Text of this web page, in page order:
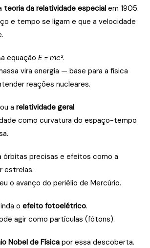
teoria da relatividade especial em 1905.
e tempo se ligam e que a velocidade
equação E = mc².
vira energia — base para a física
reações nucleares.
a relatividade geral.
como curvatura do espaço-tempo
órbitas precisas e efeitos como a
estrelas.
o avanço do periélio de Mercúrio.
o efeito fotoelétrico.
agir como partículas (fótons).
Nobel de Física por essa descoberta.